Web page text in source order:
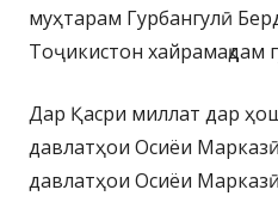
муҳтарам Гурбангулӣ
Тоҷикистон хайрамақдам
Дар Қасри миллат дар
давлатҳои Осиёи
давлатҳои Осиёи